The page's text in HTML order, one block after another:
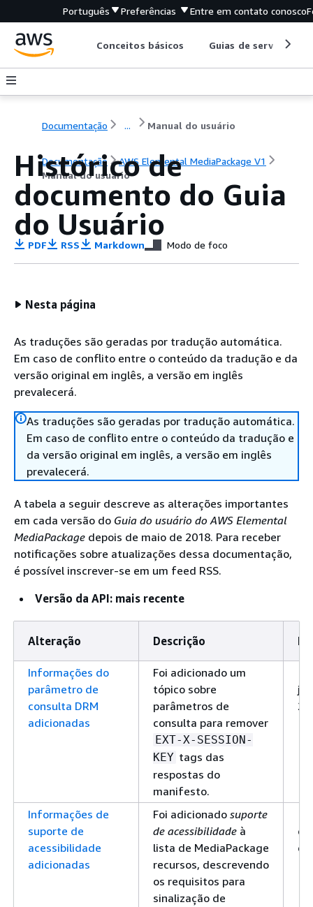
Português Preferências Entre em contato conosco
Conceitos básicos Guias de serviço
Documentação ... Manual do usuário
Documentação
AWS Elemental MediaPackage V1
Manual do usuário
Histórico de
documento do Guia
do Usuário
PDF RSS Markdown Modo de foco
Nesta página
As traduções são geradas por tradução automática.
Em caso de conflito entre o conteúdo da tradução e da
versão original em inglês, a versão em inglês
prevalecerá.
As traduções são geradas por tradução automática.
Em caso de conflito entre o conteúdo da tradução e
da versão original em inglês, a versão em inglês
prevalecerá.
A tabela a seguir descreve as alterações importantes
em cada versão do Guia do usuário do AWS Elemental
MediaPackage depois de maio de 2018. Para receber
notificações sobre atualizações dessa documentação,
é possível inscrever-se em um feed RSS.
Versão da API: mais recente
Alteração Descrição
Informações do
parâmetro de
consulta DRM
adicionadas
Foi adicionado um
tópico sobre
parâmetros de
consulta para remover
EXT-X-SESSION-
KEY tags das
respostas do
manifesto.
Informações de
suporte de
acessibilidade
adicionadas
Foi adicionado suporte
de acessibilidade à
lista de MediaPackage
recursos, descrevendo
os requisitos para
sinalização de